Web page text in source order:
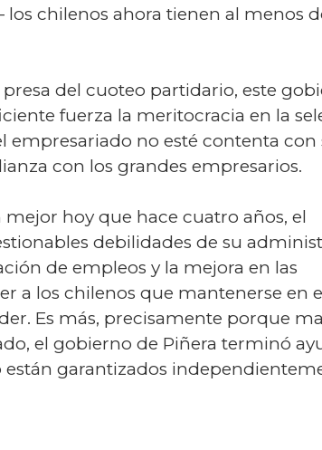
chilenos ahora tienen al menos
del cuoteo partidario, este
fuerza la meritocracia en la
no esté contenta con
con los grandes empresarios.
hoy que hace cuatro años, el
debilidades de su
de empleos y la mejora en las
a los chilenos que mantenerse en
Es más, precisamente porque
el gobierno de Piñera terminó
garantizados